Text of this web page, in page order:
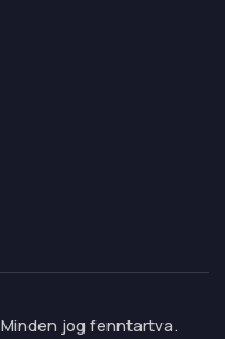
jog fenntartva.